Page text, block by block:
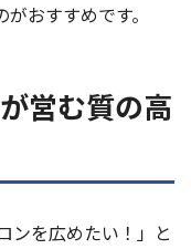
おすすめです。
営む質の高
ンを広めたい！」と